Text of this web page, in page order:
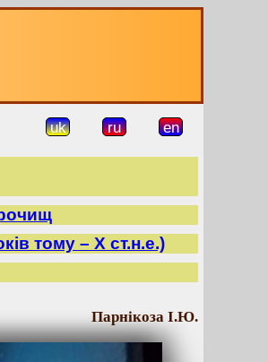
uk ru en
тому – X ст.н.е.)
Парнікоза І.Ю.